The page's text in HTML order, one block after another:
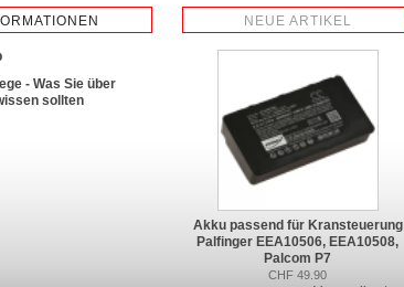
- Was Sie über
sollten
NEUE ARTIKEL
Akku passend für Kransteuerung
Palfinger EEA10506, EEA10508,
Palcom P7
CHF 49.90